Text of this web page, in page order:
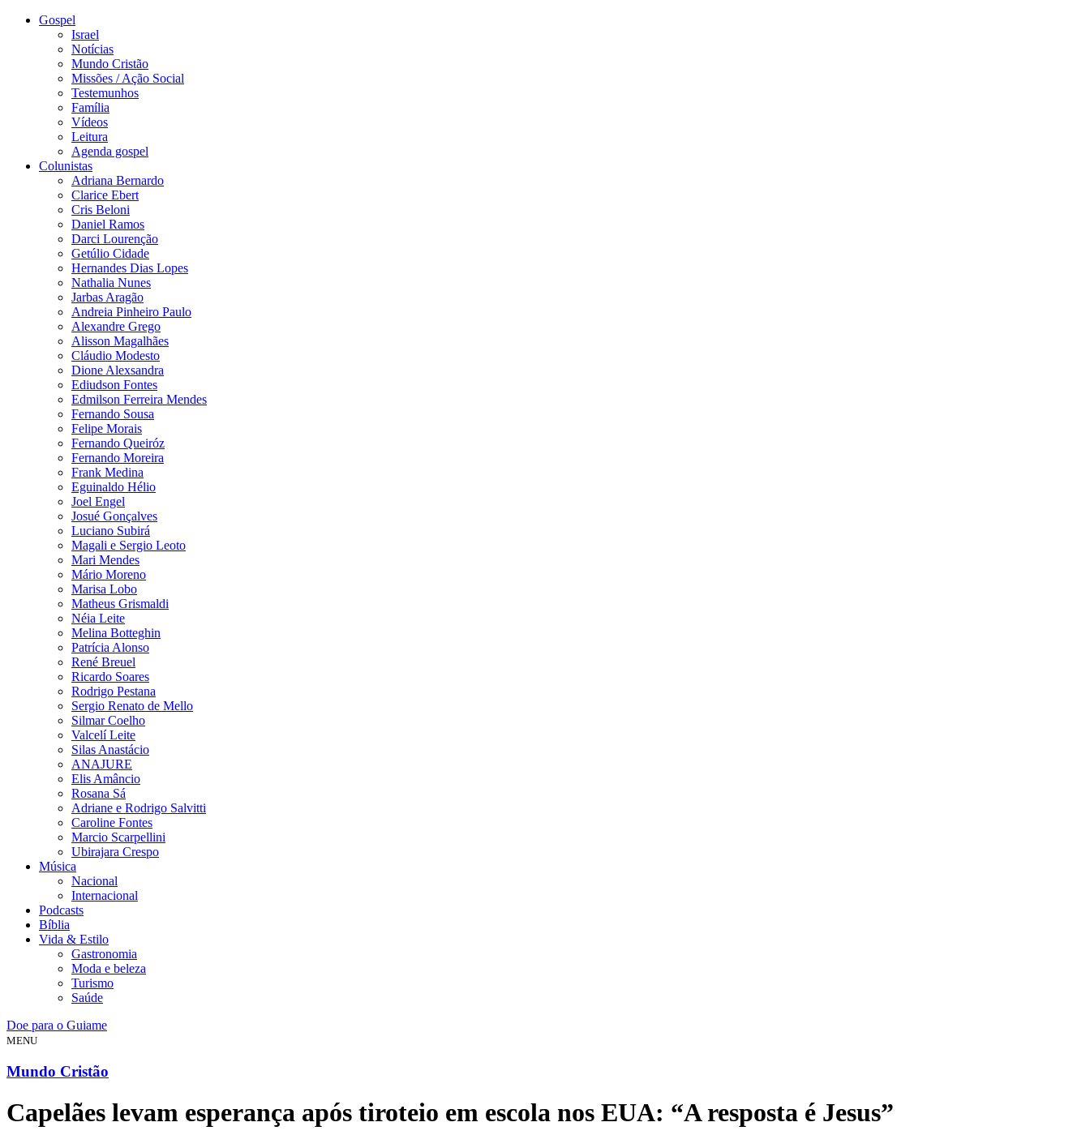
Gospel
Israel
Notícias
Mundo Cristão
Missões / Ação Social
Testemunhos
Família
Vídeos
Leitura
Agenda gospel
Colunistas
Adriana Bernardo
Clarice Ebert
Cris Beloni
Daniel Ramos
Darci Lourenção
Getúlio Cidade
Hernandes Dias Lopes
Nathalia Nunes
Jarbas Aragão
Andreia Pinheiro Paulo
Alexandre Grego
Alisson Magalhães
Cláudio Modesto
Dione Alexsandra
Ediudson Fontes
Edmilson Ferreira Mendes
Fernando Sousa
Felipe Morais
Fernando Queiróz
Fernando Moreira
Frank Medina
Eguinaldo Hélio
Joel Engel
Josué Gonçalves
Luciano Subirá
Magali e Sergio Leoto
Mari Mendes
Mário Moreno
Marisa Lobo
Matheus Grismaldi
Néia Leite
Melina Botteghin
Patrícia Alonso
René Breuel
Ricardo Soares
Rodrigo Pestana
Sergio Renato de Mello
Silmar Coelho
Valcelí Leite
Silas Anastácio
ANAJURE
Elis Amâncio
Rosana Sá
Adriane e Rodrigo Salvitti
Caroline Fontes
Marcio Scarpellini
Ubirajara Crespo
Música
Nacional
Internacional
Podcasts
Bíblia
Vida & Estilo
Gastronomia
Moda e beleza
Turismo
Saúde
Doe para o Guiame
MENU
Mundo Cristão
Capelães levam esperança após tiroteio em escola nos EUA: “A resposta é Jesus”